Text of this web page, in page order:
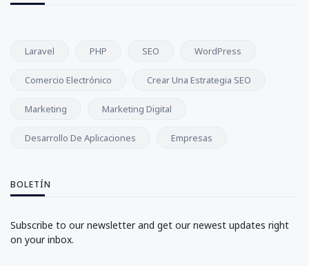
Laravel PHP SEO WordPress
Comercio Electrónico Crear Una Estrategia SEO
Marketing Marketing Digital
Desarrollo De Aplicaciones Empresas
BOLETÍN
Subscribe to our newsletter and get our newest updates right
on your inbox.